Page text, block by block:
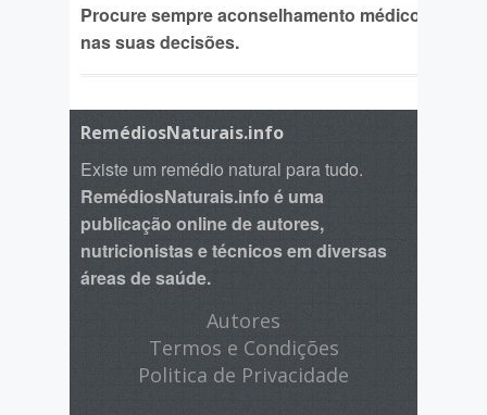
Procure sempre aconselhamento médico
nas suas decisões.
RemédiosNaturais.info
Existe um remédio natural para tudo.
RemédiosNaturais.info é uma
publicação online de autores,
nutricionistas e técnicos em diversas
áreas de saúde.
Autores
Termos e Condições
Politica de Privacidade